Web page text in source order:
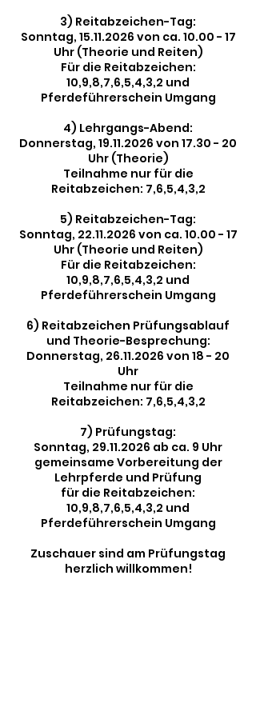
3) Reitabzeichen-Tag:
Sonntag, 15.11.2026 von ca. 10.00 - 17
Uhr (Theorie und Reiten)
Für die Reitabzeichen:
10,9,8,7,6,5,4,3,2 und
Pferdeführerschein Umgang
4) Lehrgangs-Abend:
Donnerstag, 19.11.2026 von 17.30 - 20
Uhr (Theorie)
Teilnahme nur für die
Reitabzeichen: 7,6,5,4,3,2
5) Reitabzeichen-Tag:
Sonntag, 22.11.2026 von ca. 10.00 - 17
Uhr (Theorie und Reiten)
Für die Reitabzeichen:
10,9,8,7,6,5,4,3,2 und
Pferdeführerschein Umgang
6) Reitabzeichen Prüfungsablauf
und Theorie-Besprechung:
Donnerstag, 26.11.2026 von 18 - 20
Uhr
Teilnahme nur für die
Reitabzeichen: 7,6,5,4,3,2
7) Prüfungstag:
Sonntag, 29.11.2026 ab ca. 9 Uhr
gemeinsame Vorbereitung der
Lehrpferde und Prüfung
für die Reitabzeichen:
10,9,8,7,6,5,4,3,2 und
Pferdeführerschein Umgang
Zuschauer sind am Prüfungstag
herzlich willkommen!